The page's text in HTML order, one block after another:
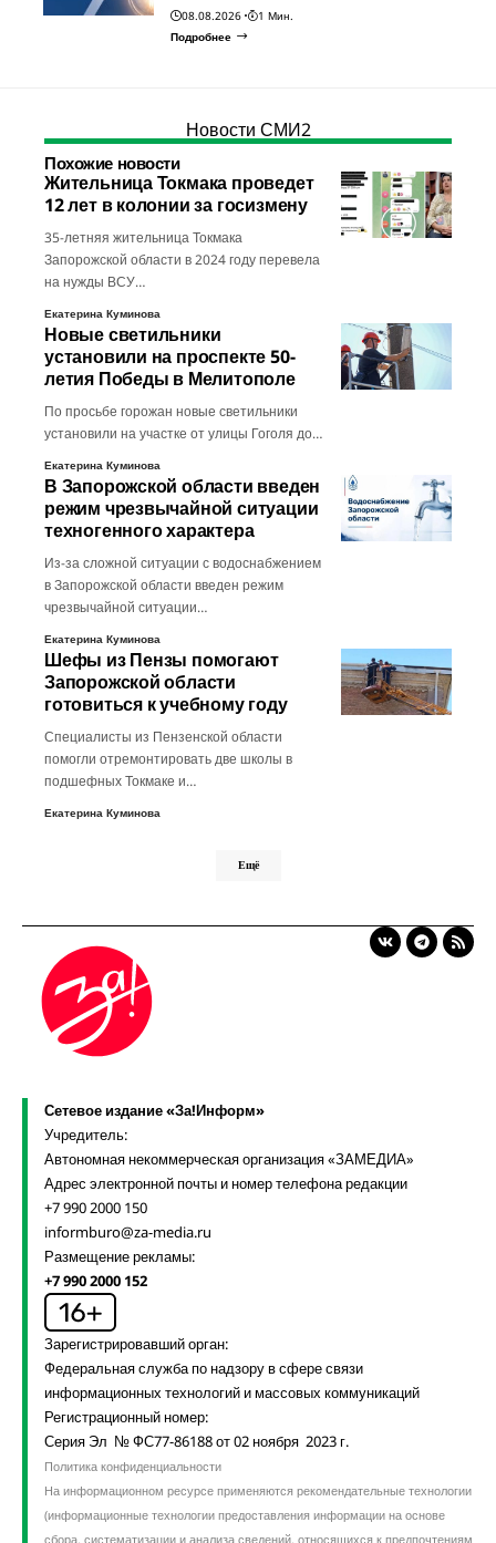
08.08.2026
1 Мин.
Подробнее
Новости СМИ2
Похожие новости
Жительница Токмака проведет
12 лет в колонии за госизмену
35-летняя жительница Токмака
Запорожской области в 2024 году перевела
на нужды ВСУ…
Екатерина Куминова
Новые светильники
установили на проспекте 50-
летия Победы в Мелитополе
По просьбе горожан новые светильники
установили на участке от улицы Гоголя до…
Екатерина Куминова
В Запорожской области введен
режим чрезвычайной ситуации
техногенного характера
Из-за сложной ситуации с водоснабжением
в Запорожской области введен режим
чрезвычайной ситуации…
Екатерина Куминова
Шефы из Пензы помогают
Запорожской области
готовиться к учебному году
Специалисты из Пензенской области
помогли отремонтировать две школы в
подшефных Токмаке и…
Екатерина Куминова
Ещё
Сетевое издание «За!Информ»
Учредитель:
Автономная некоммерческая организация «ЗАМЕДИА»
Адрес электронной почты и номер телефона редакции
+7 990 2000 150
informburo@za-media.ru
Размещение рекламы:
+7 990 2000 152
Зарегистрировавший орган:
Федеральная служба по надзору в сфере связи
информационных технологий и массовых коммуникаций
Регистрационный номер:
Серия Эл № ФС77-86188 от 02 ноября 2023 г.
Политика конфиденциальности
На информационном ресурсе применяются рекомендательные технологии
(информационные технологии предоставления информации на основе
сбора, систематизации и анализа сведений, относящихся к предпочтениям